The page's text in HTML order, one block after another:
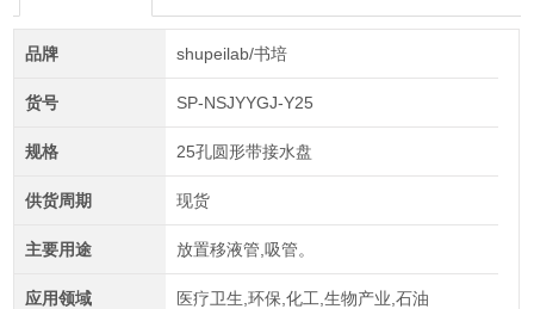
品牌 shupeilab/书培
货号 SP-NSJYYGJ-Y25
规格 25孔圆形带接水盘
供货周期 现货
主要用途 放置移液管,吸管。
应用领域 医疗卫生,环保,化工,生物产业,石油